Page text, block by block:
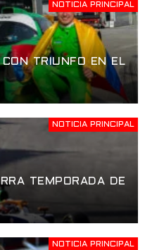
NOTICIA PRINCIPAL
TRIUNFO EN EL
NOTICIA PRINCIPAL
TEMPORADA DE
NOTICIA PRINCIPAL